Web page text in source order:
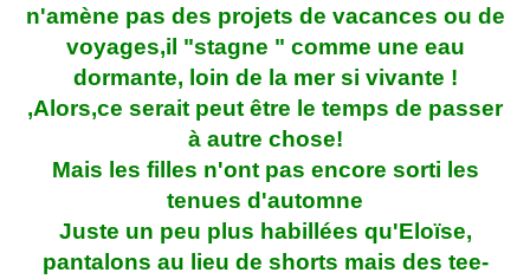
n'amène pas des projets de vacances ou de
voyages,il "stagne " comme une eau
dormante, loin de la mer si vivante !
,Alors,ce serait peut être le temps de passer
à autre chose!
Mais les filles n'ont pas encore sorti les
tenues d'automne
Juste un peu plus habillées qu'Eloïse,
pantalons au lieu de shorts mais des tee-